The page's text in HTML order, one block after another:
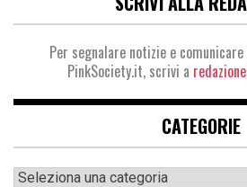
Per segnalare notizie e
PinkSociety.it, scrivi a
CATEGORIE
Categorie